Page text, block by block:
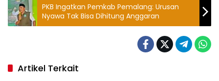
PKB Ingatkan Pemkab Pemalang: Urusan
Nyawa Tak Bisa Dihitung Anggaran
Artikel Terkait